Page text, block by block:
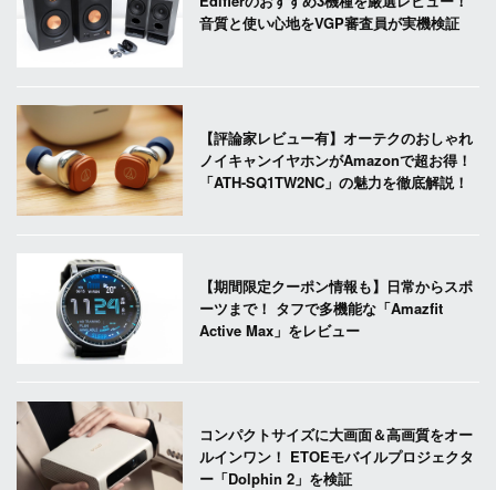
音質と使い心地をVGP審査員が実機検証
【評論家レビュー有】オーテクのおしゃれ
ノイキャンイヤホンがAmazonで超お得！
「ATH-SQ1TW2NC」の魅力を徹底解説！
【期間限定クーポン情報も】日常からスポ
ーツまで！ タフで多機能な「Amazfit
Active Max」をレビュー
コンパクトサイズに大画面＆高画質をオー
ルインワン！ ETOEモバイルプロジェクタ
ー「Dolphin 2」を検証